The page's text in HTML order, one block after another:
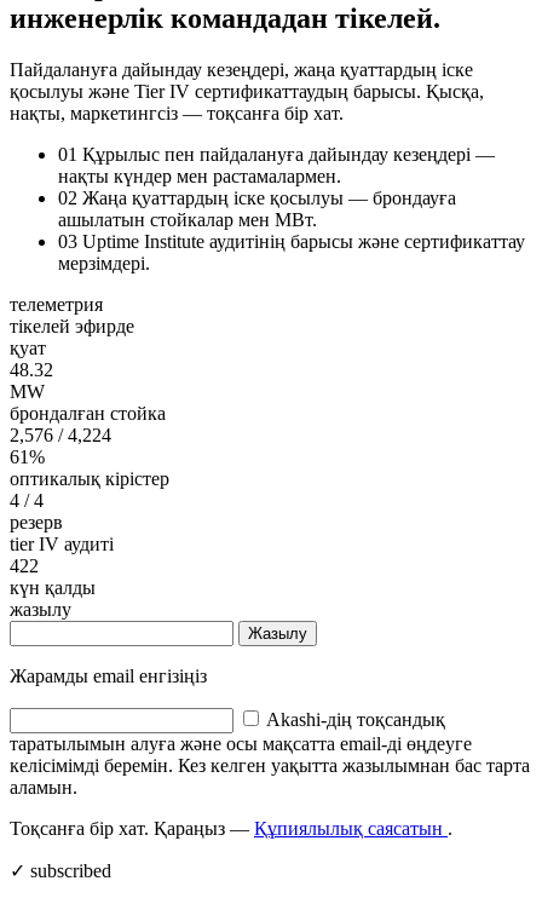
инженерлік командадан тікелей.
Пайдалануға дайындау кезеңдері, жаңа қуаттардың іске
қосылуы және Tier IV сертификаттаудың барысы. Қысқа,
нақты, маркетингсіз — тоқсанға бір хат.
01 Құрылыс пен пайдалануға дайындау кезеңдері —
нақты күндер мен растамалармен.
02 Жаңа қуаттардың іске қосылуы — брондауға
ашылатын стойкалар мен МВт.
03 Uptime Institute аудитінің барысы және сертификаттау
мерзімдері.
телеметрия
тікелей эфирде
қуат
48.32
MW
брондалған стойка
2,576 / 4,224
61%
оптикалық кірістер
4 / 4
резерв
tier IV аудиті
422
күн қалды
жазылу
Жазылу
Жарамды email енгізіңіз
Akashi-дің тоқсандық
таратылымын алуға және осы мақсатта email-ді өңдеуге
келісімімді беремін. Кез келген уақытта жазылымнан бас тарта
аламын.
Тоқсанға бір хат. Қараңыз — Құпиялылық саясатын .
✓ subscribed